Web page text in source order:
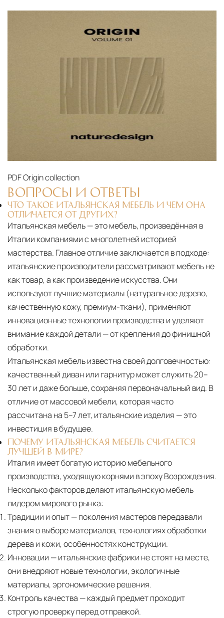
PDFOrigin collection
ВОПРОСЫ И ОТВЕТЫ
ЧТО ТАКОЕ ИТАЛЬЯНСКАЯ МЕБЕЛЬ И ЧЕМ ОНА
ОТЛИЧАЕТСЯ ОТ ДРУГИХ?
Итальянская мебель — это мебель, произведённая в
Италии компаниями с многолетней историей
мастерства. Главное отличие заключается в подходе:
итальянские производители рассматривают мебель не
как товар, а как произведение искусства. Они
используют лучшие материалы (натуральное дерево,
качественную кожу, премиум-ткани), применяют
инновационные технологии производства и уделяют
внимание каждой детали — от крепления до финишной
обработки.
Итальянская мебель известна своей долговечностью:
качественный диван или гарнитур может служить 20–
30 лет и даже больше, сохраняя первоначальный вид. В
отличие от массовой мебели, которая часто
рассчитана на 5–7 лет, итальянские изделия — это
инвестиция в будущее.
ПОЧЕМУ ИТАЛЬЯНСКАЯ МЕБЕЛЬ СЧИТАЕТСЯ
ЛУЧШЕЙ В МИРЕ?
Италия имеет богатую историю мебельного
производства, уходящую корнями в эпоху Возрождения.
Несколько факторов делают итальянскую мебель
лидером мирового рынка:
Традиции и опыт— поколения мастеров передавали
знания о выборе материалов, технологиях обработки
дерева и кожи, особенностях конструкции.
Инновации — итальянские фабрики не стоят на месте,
они внедряют новые технологии, экологичные
материалы, эргономические решения.
Контроль качества — каждый предмет проходит
строгую проверку перед отправкой.